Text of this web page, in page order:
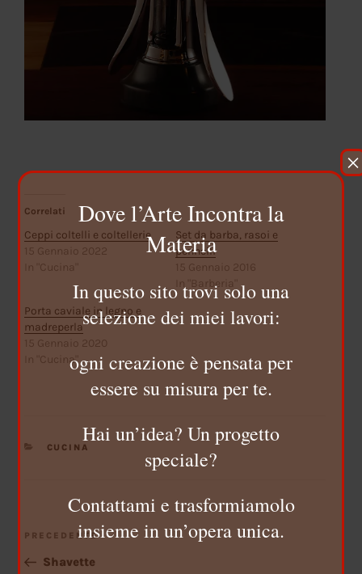
Correlati
Ceppi coltelli e coltellerie
15 Gennaio 2022
In "Cucina"
Set da barba, rasoi e
pennelli
15 Gennaio 2016
In "Barberia"
Porta caviale in legno e
madreperla
15 Gennaio 2020
In "Cucina"
CATEGORIE
CUCINA
NAVIGAZIONE
ARTICOLI
Articolo
precedente:
PRECEDENTE
Shavette
Dove l’Arte Incontra la
Materia
In questo sito trovi solo una
selezione dei miei lavori:
ogni creazione è pensata per
essere su misura per te.
Hai un’idea? Un progetto
speciale?
Contattami e trasformiamolo
insieme in un’opera unica.
×